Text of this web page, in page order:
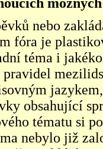
nebo
fóra je
téma i
obsahující
tématu si
nebylo již